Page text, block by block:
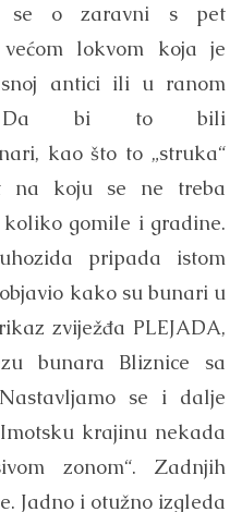
se o zaravni s pet
lokvom koja je
antici ili u ranom
Da bi to bili
kao što to „struka“
na koju se ne treba
gomile i gradine.
pripada istom
kako su bunari u
zviježđa PLEJADA,
bunara Bliznice sa
Nastavljamo se i dalje
krajinu nekada
zonom“. Zadnjih
Jadno i otužno izgleda